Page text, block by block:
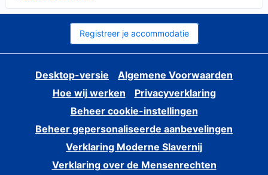
Registreer je accommodatie
Desktop-versie
Algemene Voorwaarden
Hoe wij werken
Privacyverklaring
Beheer cookie-instellingen
Beheer gepersonaliseerde aanbevelingen
Verklaring Moderne Slavernij
Verklaring over de Mensenrechten